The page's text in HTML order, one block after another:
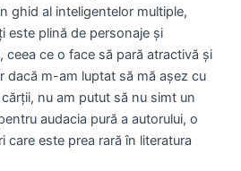
ghid al inteligentelor multiple,
este plină de personaje și
ceea ce o face să pară atractivă și
dacă m-am luptat să mă așez cu
nu am putut să nu simt un
audacia pură a autorului, o
care este prea rară în literatura